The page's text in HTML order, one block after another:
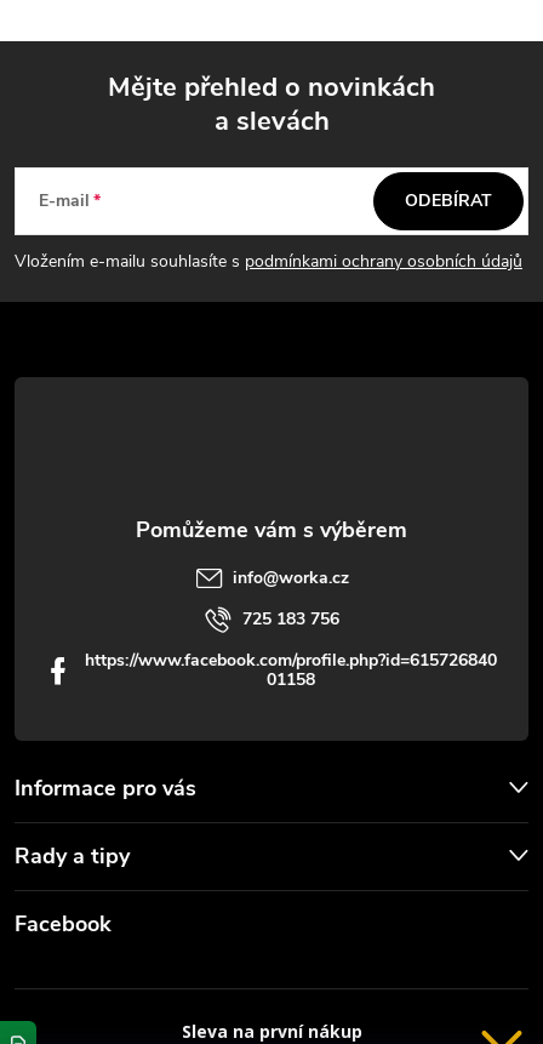
p
a
t
Mějte přehled o novinkách
a slevách
E-mail
Vložením e-mailu souhlasíte s podmínkami ochrany osobních údajů
ODEBÍRAT
Informace pro vás
Rady a tipy
info@worka.cz
725 183 756
https://www.facebook.com/profile.php?id=615726840
01158
Facebook
Sleva na první nákup